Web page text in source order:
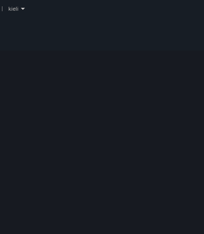
kieli